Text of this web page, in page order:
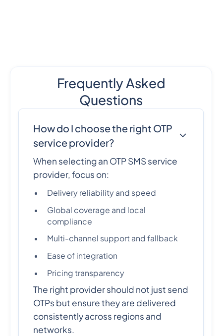
Frequently Asked
Questions
How do I choose the right OTP
service provider?
When selecting an OTP SMS service
provider, focus on:
Delivery reliability and speed
Global coverage and local
compliance
Multi-channel support and fallback
Ease of integration
Pricing transparency
The right provider should not just send
OTPs but ensure they are delivered
consistently across regions and
networks.